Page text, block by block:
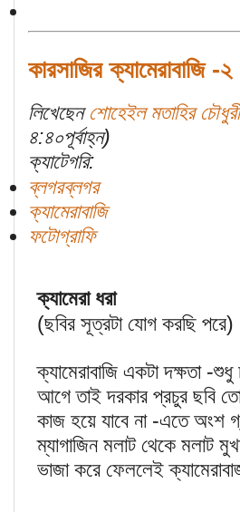
কারসাজির ক্যামেরাবাজি -২
লিখেছেন শোহেইল মতাহির চৌধুরী
৪:৪০পূর্বাহ্ন)
ক্যাটেগরি:
ব্লগরব্লগর
ক্যামেরাবাজি
ফটোগ্রাফি
ক্যামেরা ধরা
(ছবির সূত্রটা যোগ করছি পরে)
ক্যামেরাবাজি একটা দক্ষতা -
আগে তাই দরকার প্রচুর ছবি
কাজ হয়ে যাবে না -এতে অংশ
ম্যাগাজিন মলাট থেকে মলাট
ভাজা করে ফেললেই